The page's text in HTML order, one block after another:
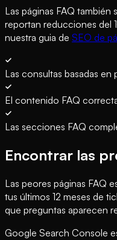
Las páginas FAQ
reportan reducciones del
nuestra guia de SEO de
Las consultas basadas
El contenido FAQ
Las secciones FAQ
Encontrar las
Las peores páginas FAQ
tus últimos 12 meses de
que preguntas aparecen
Google Search Console